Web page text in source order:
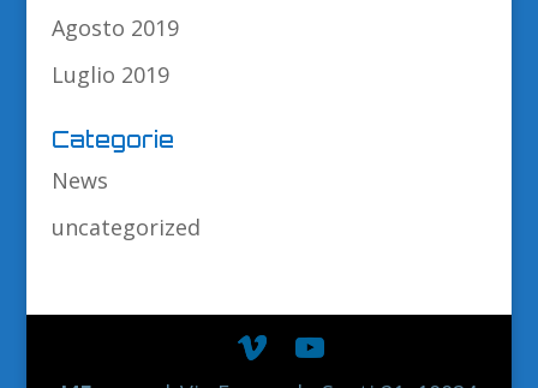
Agosto 2019
Luglio 2019
Categorie
News
uncategorized